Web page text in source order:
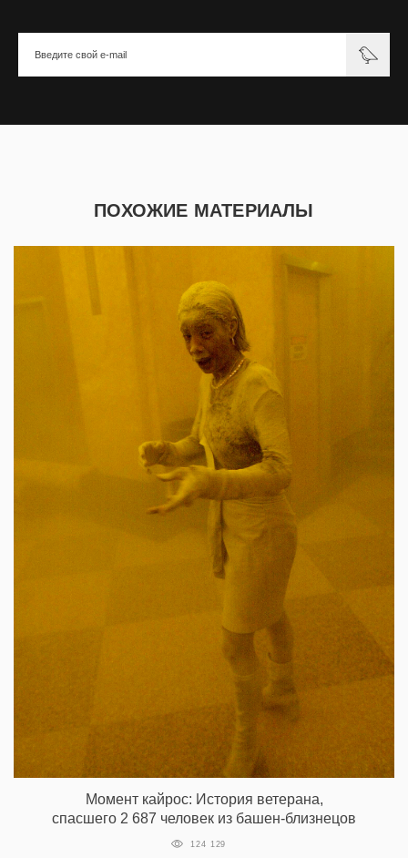
ПОХОЖИЕ МАТЕРИАЛЫ
Момент кайрос: История ветерана,
спасшего 2 687 человек из башен-близнецов
124 129